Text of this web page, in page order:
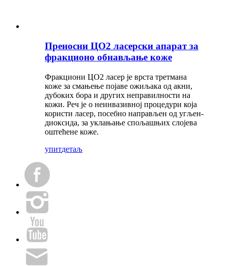
Преносни ЦО2 ласерски апарат за
фракционо обнављање коже
Фракциони ЦО2 ласер је врста третмана
коже за смањење појаве ожиљака од акни,
дубоких бора и других неправилности на
кожи. Реч је о неинвазивној процедури која
користи ласер, посебно направљен од угљен-
диоксида, за уклањање спољашњих слојева
оштећене коже.
упитдетаљ